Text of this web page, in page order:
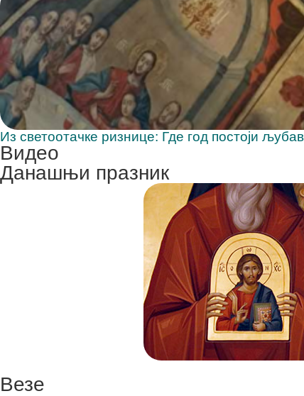
Из светоотачке ризнице: Где год постоји
Видео
Данашњи празник
Везе